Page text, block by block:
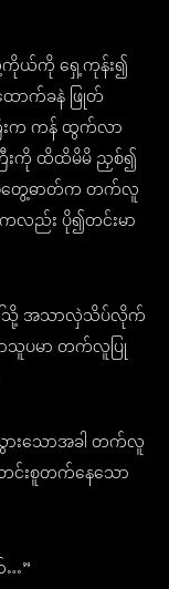
ကိုယ်ကို ရှေ့ကုန်း၍
ာက်ခနဲ ဖြုတ်
းက ကန် ထွက်လာ
ြီးကို ထိထိမိမိ ညှစ်၍
တွေ့ဓာတ်က တက်လူ
လည်း ပို၍တင်းမာ
သို့ အသာလှဲသိပ်လိုက်
သူပမာ တက်လူပြု
ားသောအခါ တက်လူ
င်းစူတက်နေသော
…”